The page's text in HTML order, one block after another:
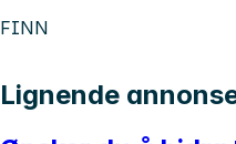
FINN
Lignende